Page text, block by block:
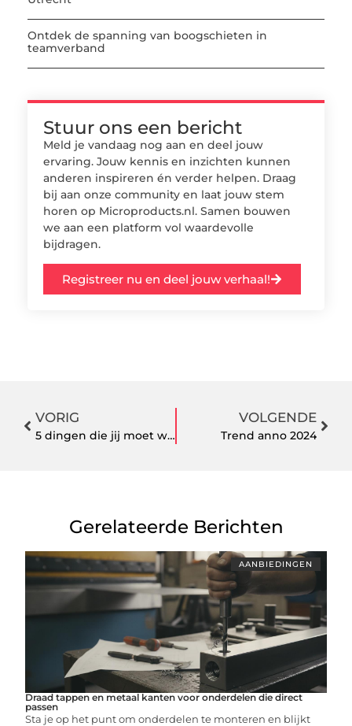
Ontdek de spanning van boogschieten in
teamverband
Stuur ons een bericht
Meld je vandaag nog aan en deel jouw
ervaring. Jouw kennis en inzichten kunnen
anderen inspireren én verder helpen. Draag
bij aan onze community en laat jouw stem
horen op Microproducts.nl. Samen bouwen
we aan een platform vol waardevolle
bijdragen.
Registreer nu en deel jouw verhaal!
VORIG
5 dingen die jij moet weten over duurzame werkkleding
VOLGENDE
Trend anno 2024
Gerelateerde Berichten
AANBIEDINGEN
Draad tappen en metaal kanten voor onderdelen die direct
passen
Sta je op het punt om onderdelen te monteren en blijkt